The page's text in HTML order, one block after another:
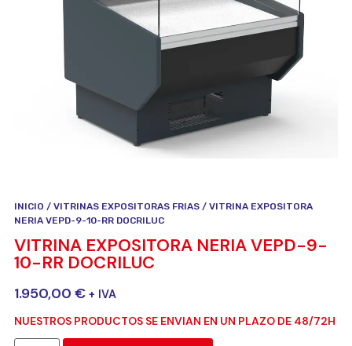
INICIO / VITRINAS EXPOSITORAS FRIAS / VITRINA EXPOSITORA
NERIA VEPD-9-10-RR DOCRILUC
VITRINA EXPOSITORA NERIA VEPD-9-
10-RR DOCRILUC
1.950,00 € + IVA
NUESTROS PRODUCTOS SE ENVIAN EN UN PLAZO DE 48/72H